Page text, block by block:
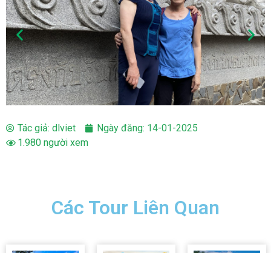
Tác giả: dlviet Ngày đăng: 14-01-2025
1.980 người xem
Các Tour Liên Quan